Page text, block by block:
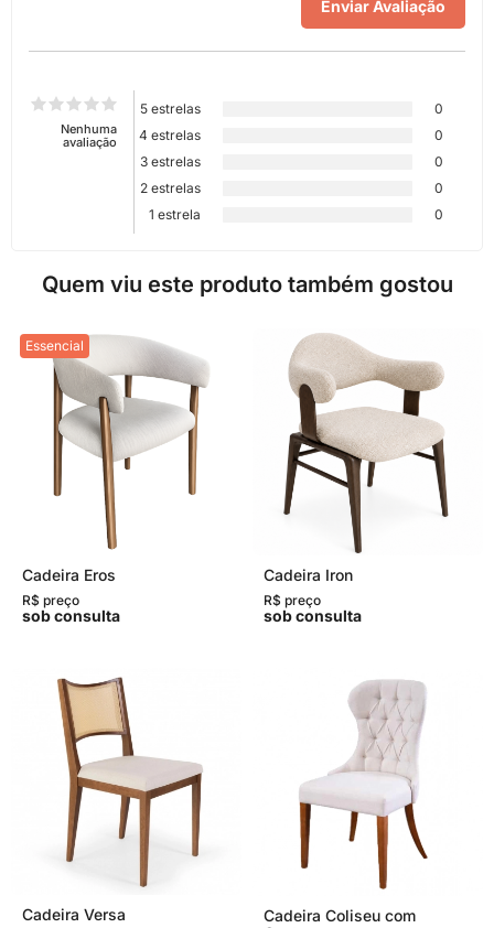
Nenhuma
avaliação
5 estrelas
0
4 estrelas
0
3 estrelas
0
2 estrelas
0
1 estrela
0
Quem viu este produto também gostou
Essencial
Cadeira Eros
R$ preço
sob consulta
Cadeira Iron
R$ preço
sob consulta
Cadeira Versa
Cadeira Coliseu com